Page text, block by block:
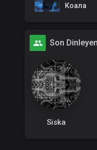
Коала
Son
Siska